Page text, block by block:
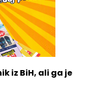
iz BiH, ali ga je